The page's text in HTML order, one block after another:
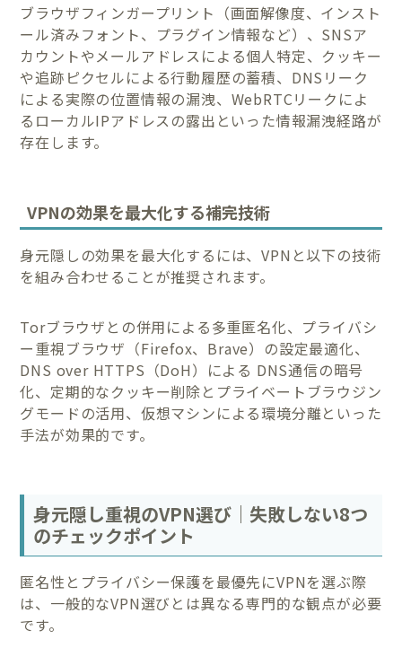
ブラウザフィンガープリント（画面解像度、インスト
ール済みフォント、プラグイン情報など）、SNSア
カウントやメールアドレスによる個人特定、クッキー
や追跡ピクセルによる行動履歴の蓄積、DNSリーク
による実際の位置情報の漏洩、WebRTCリークによ
るローカルIPアドレスの露出といった情報漏洩経路が
存在します。
VPNの効果を最大化する補完技術
身元隠しの効果を最大化するには、VPNと以下の技術
を組み合わせることが推奨されます。
Torブラウザとの併用による多重匿名化、プライバシ
ー重視ブラウザ（Firefox、Brave）の設定最適化、
DNS over HTTPS（DoH）による DNS通信の暗号
化、定期的なクッキー削除とプライベートブラウジン
グモードの活用、仮想マシンによる環境分離といった
手法が効果的です。
身元隠し重視のVPN選び｜失敗しない8つ
のチェックポイント
匿名性とプライバシー保護を最優先にVPNを選ぶ際
は、一般的なVPN選びとは異なる専門的な観点が必要
です。